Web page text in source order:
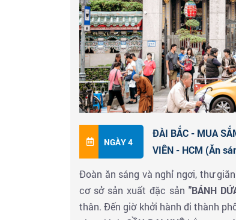
Market- Khu trung tâm luôn đầy
áo cho đến đồ gia dụng, thỏa mãn
tuổi. Chợ đêm Sĩ Lâm – Shi Lin
sắm ưa thích của người dân địa
giờ sáng.
Đoàn nghỉ đêm tại khách sạn.
NGÀY 4
ĐÀI BẮC - MUA
VIÊN - HCM (Ăn
Đoàn ăn sáng và nghỉ ngơi, thư
cơ sở sản xuất đặc sản"BÁNH
thân. Đến giờ khởi hành đi thành